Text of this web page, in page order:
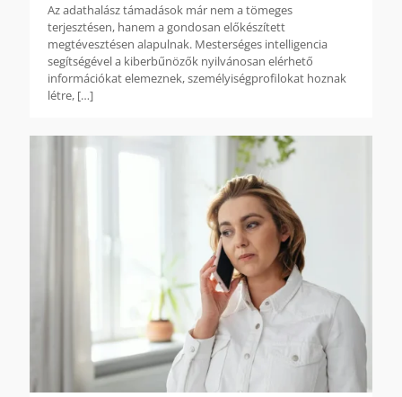
Az adathalász támadások már nem a tömeges
terjesztésen, hanem a gondosan előkészített
megtévesztésen alapulnak. Mesterséges intelligencia
segítségével a kiberbűnözők nyilvánosan elérhető
információkat elemeznek, személyiségprofilokat hoznak
létre, […]